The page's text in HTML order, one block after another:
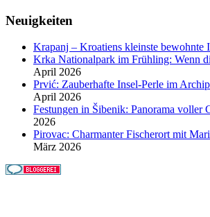
Neuigkeiten
Krapanj – Kroatiens kleinste bewohnte
Krka Nationalpark im Frühling: Wenn
April 2026
Prvić: Zauberhafte Insel-Perle im
April 2026
Festungen in Šibenik: Panorama voller
2026
Pirovac: Charmanter Fischerort mit
März 2026